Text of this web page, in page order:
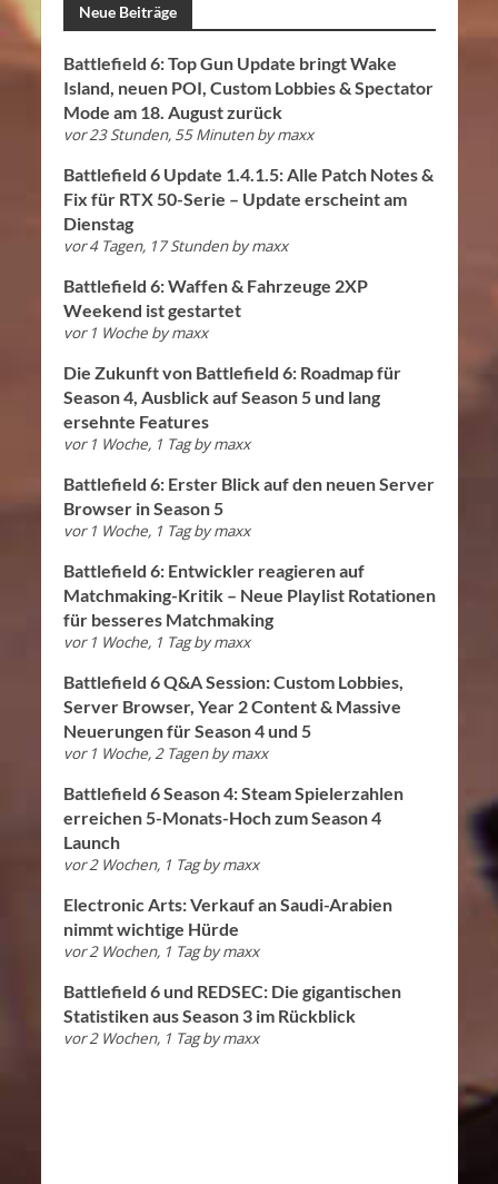
Neue Beiträge
Battlefield 6: Top Gun Update bringt Wake
Island, neuen POI, Custom Lobbies & Spectator
Mode am 18. August zurück
vor 23 Stunden, 55 Minuten bymaxx
Battlefield 6 Update 1.4.1.5: Alle Patch Notes &
Fix für RTX 50-Serie – Update erscheint am
Dienstag
vor 4 Tagen, 17 Stunden bymaxx
Battlefield 6: Waffen & Fahrzeuge 2XP
Weekend ist gestartet
vor 1 Woche bymaxx
Die Zukunft von Battlefield 6: Roadmap für
Season 4, Ausblick auf Season 5 und lang
ersehnte Features
vor 1 Woche, 1 Tag bymaxx
Battlefield 6: Erster Blick auf den neuen Server
Browser in Season 5
vor 1 Woche, 1 Tag bymaxx
Battlefield 6: Entwickler reagieren auf
Matchmaking-Kritik – Neue Playlist Rotationen
für besseres Matchmaking
vor 1 Woche, 1 Tag bymaxx
Battlefield 6 Q&A Session: Custom Lobbies,
Server Browser, Year 2 Content & Massive
Neuerungen für Season 4 und 5
vor 1 Woche, 2 Tagen bymaxx
Battlefield 6 Season 4: Steam Spielerzahlen
erreichen 5-Monats-Hoch zum Season 4
Launch
vor 2 Wochen, 1 Tag bymaxx
Electronic Arts: Verkauf an Saudi-Arabien
nimmt wichtige Hürde
vor 2 Wochen, 1 Tag bymaxx
Battlefield 6 und REDSEC: Die gigantischen
Statistiken aus Season 3 im Rückblick
vor 2 Wochen, 1 Tag bymaxx